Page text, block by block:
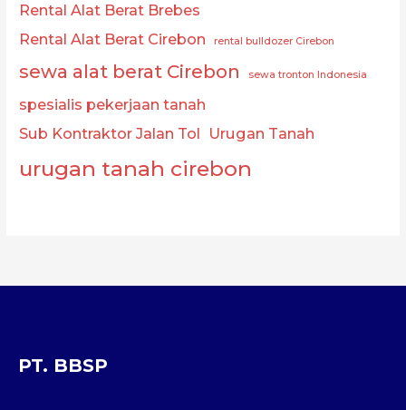
Rental Alat Berat Brebes
Rental Alat Berat Cirebon
rental bulldozer Cirebon
sewa alat berat Cirebon sewa tronton Indonesia
spesialis pekerjaan tanah
Sub Kontraktor Jalan Tol Urugan Tanah
urugan tanah cirebon
PT. BBSP